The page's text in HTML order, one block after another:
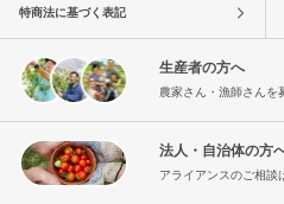
特商法に基づく表記
生産者の方へ
農家さん・漁師さんを
法人・自治体の方
アライアンスのご相談